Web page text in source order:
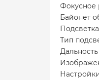
Фокусное
Байонет
Подсветка
Тип